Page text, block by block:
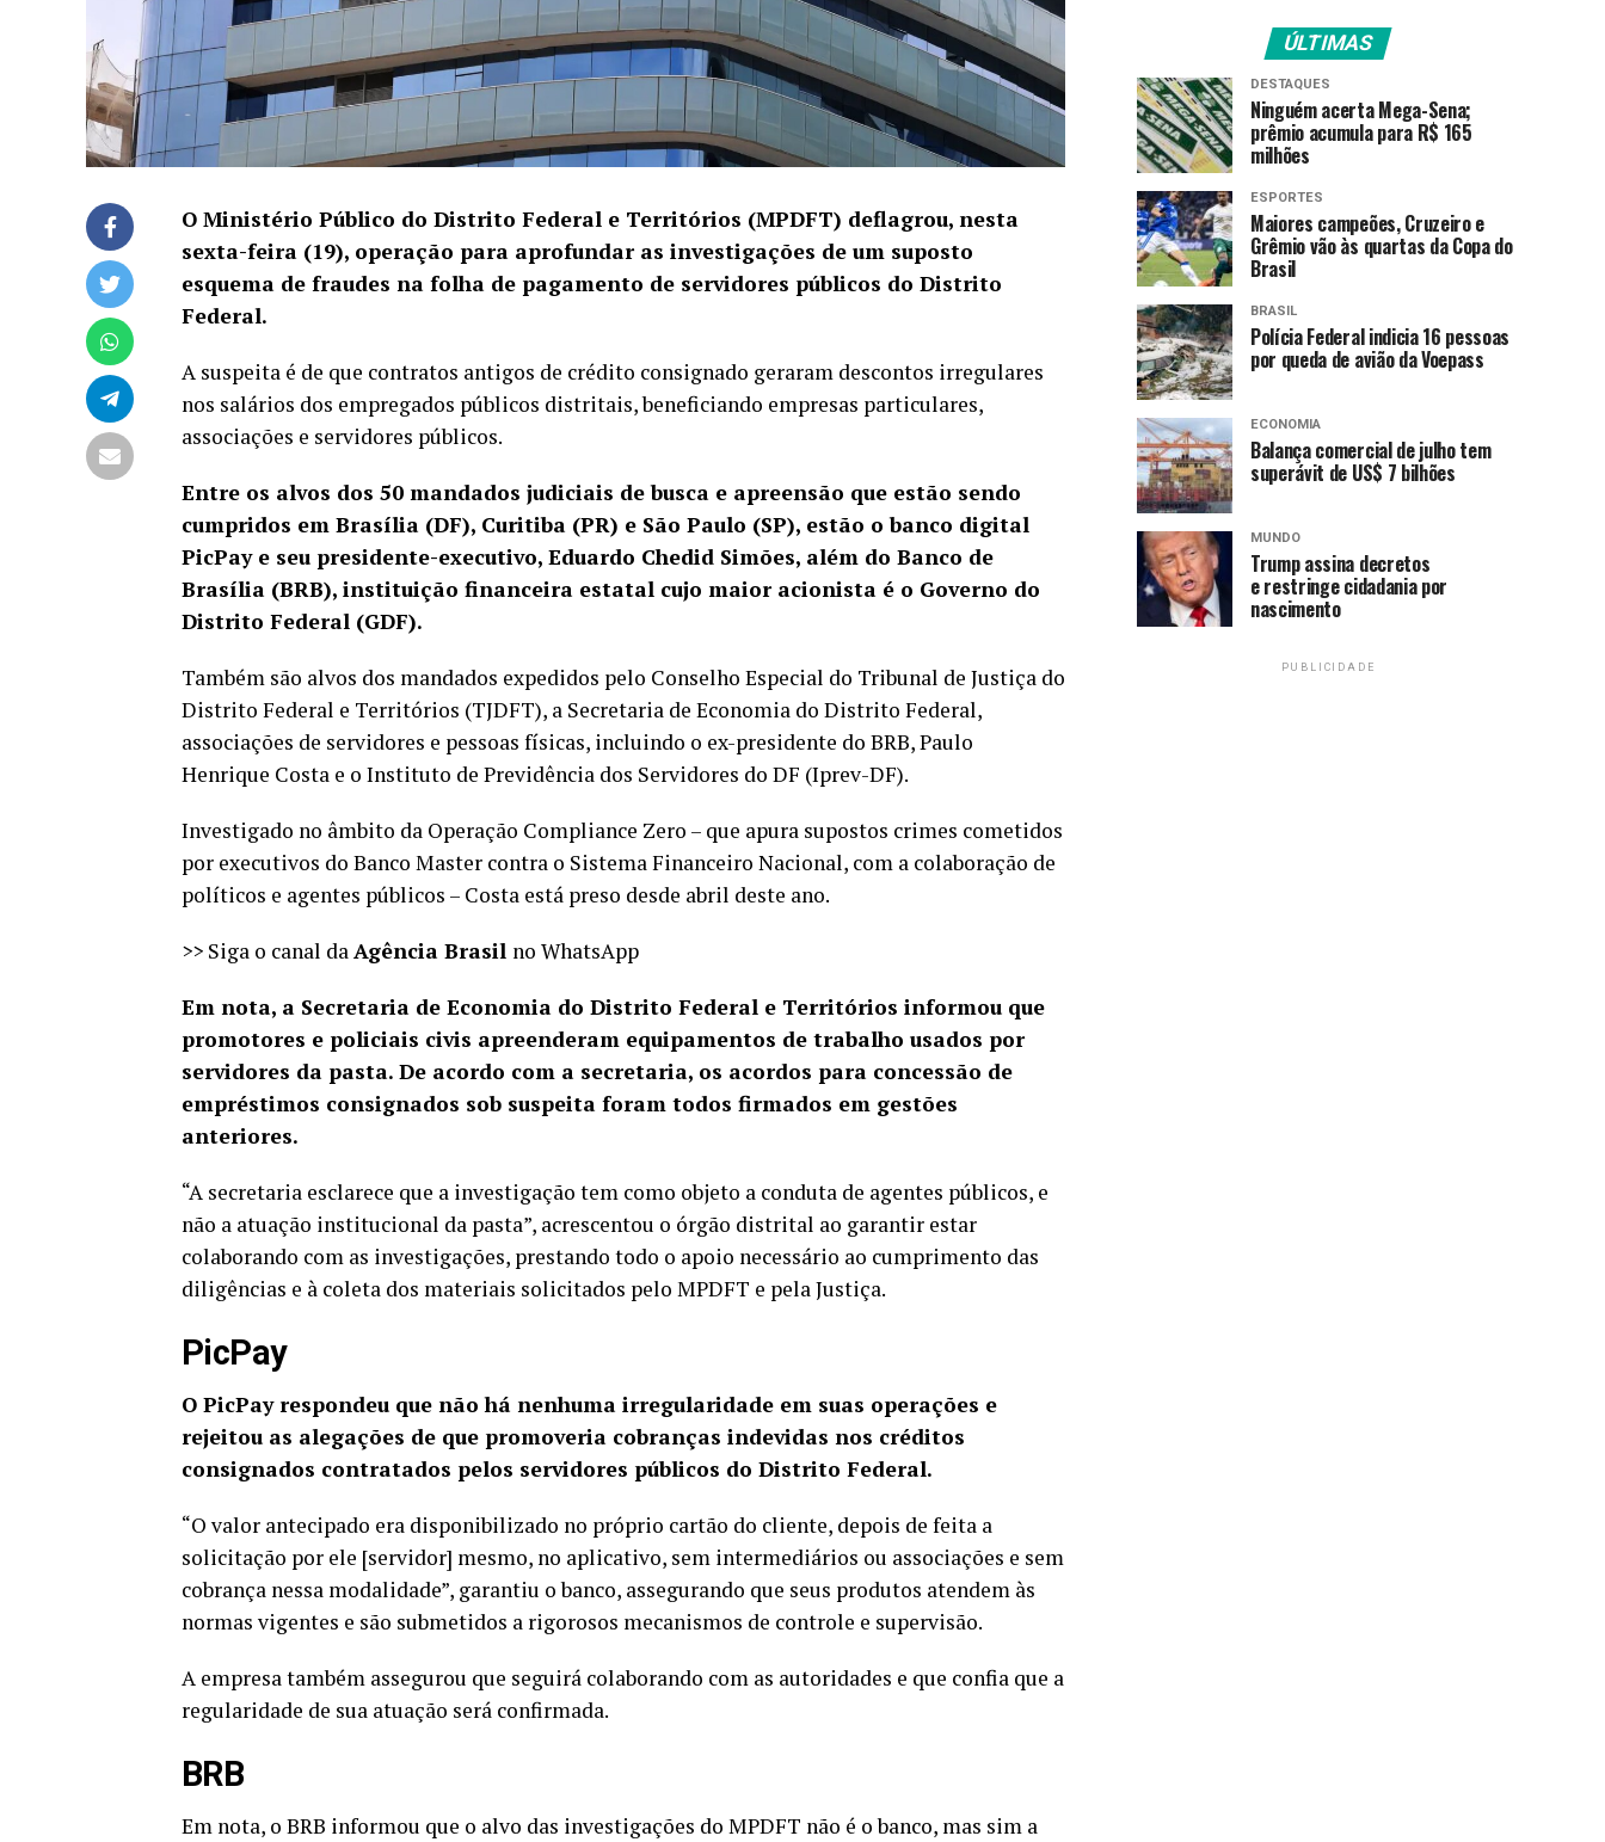
O Ministério Público do Distrito Federal e Territórios (MPDFT) deflagrou, nesta
sexta-feira (19), operação para aprofundar as investigações de um suposto
esquema de fraudes na folha de pagamento de servidores públicos do Distrito
Federal.
A suspeita é de que contratos antigos de crédito consignado geraram descontos irregulares
nos salários dos empregados públicos distritais, beneficiando empresas particulares,
associações e servidores públicos.
Entre os alvos dos 50 mandados judiciais de busca e apreensão que estão sendo
cumpridos em Brasília (DF), Curitiba (PR) e São Paulo (SP), estão o banco digital
PicPay e seu presidente-executivo, Eduardo Chedid Simões, além do Banco de
Brasília (BRB), instituição financeira estatal cujo maior acionista é o Governo do
Distrito Federal (GDF).
Também são alvos dos mandados expedidos pelo Conselho Especial do Tribunal de Justiça do
Distrito Federal e Territórios (TJDFT), a Secretaria de Economia do Distrito Federal,
associações de servidores e pessoas físicas, incluindo o ex-presidente do BRB, Paulo
Henrique Costa e o Instituto de Previdência dos Servidores do DF (Iprev-DF).
Investigado no âmbito da Operação Compliance Zero – que apura supostos crimes cometidos
por executivos do Banco Master contra o Sistema Financeiro Nacional, com a colaboração de
políticos e agentes públicos – Costa está preso desde abril deste ano.
>> Siga o canal daAgência Brasil no WhatsApp
Em nota, a Secretaria de Economia do Distrito Federal e Territórios informou que
promotores e policiais civis apreenderam equipamentos de trabalho usados por
servidores da pasta. De acordo com a secretaria, os acordos para concessão de
empréstimos consignados sob suspeita foram todos firmados em gestões
anteriores.
“A secretaria esclarece que a investigação tem como objeto a conduta de agentes públicos, e
não a atuação institucional da pasta”, acrescentou o órgão distrital ao garantir estar
colaborando com as investigações, prestando todo o apoio necessário ao cumprimento das
diligências e à coleta dos materiais solicitados pelo MPDFT e pela Justiça.
PicPay
O PicPay respondeu que não há nenhuma irregularidade em suas operações e
rejeitou as alegações de que promoveria cobranças indevidas nos créditos
consignados contratados pelos servidores públicos do Distrito Federal.
“O valor antecipado era disponibilizado no próprio cartão do cliente, depois de feita a
solicitação por ele [servidor] mesmo, no aplicativo, sem intermediários ou associações e sem
cobrança nessa modalidade”, garantiu o banco, assegurando que seus produtos atendem às
normas vigentes e são submetidos a rigorosos mecanismos de controle e supervisão.
A empresa também assegurou que seguirá colaborando com as autoridades e que confia que a
regularidade de sua atuação será confirmada.
BRB
Em nota, o BRB informou que o alvo das investigações do MPDFT não é o banco, mas sim a
ÚLTIMAS
DESTAQUES
Ninguém acerta Mega-Sena;
prêmio acumula para R$ 165
milhões
ESPORTES
Maiores campeões, Cruzeiro e
Grêmio vão às quartas da Copa do
Brasil
BRASIL
Polícia Federal indicia 16 pessoas
por queda de avião da Voepass
ECONOMIA
Balança comercial de julho tem
superávit de US$ 7 bilhões
MUNDO
Trump assina decretos
e restringe cidadania por
nascimento
PUBLICIDADE